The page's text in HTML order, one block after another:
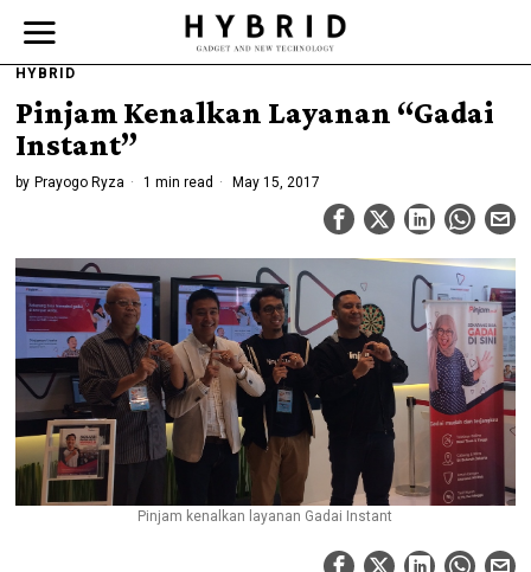
HYBRID
Pinjam Kenalkan Layanan “Gadai
Instant”
by Prayogo Ryza 1 min read May 15, 2017
Pinjam kenalkan layanan Gadai Instant